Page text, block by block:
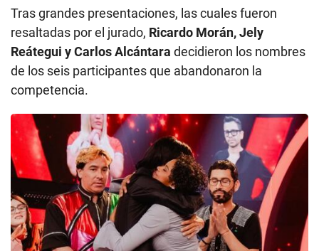
Tras grandes presentaciones, las cuales fueron
resaltadas por el jurado, Ricardo Morán, Jely
Reátegui y Carlos Alcántara decidieron los nombres
de los seis participantes que abandonaron la
competencia.